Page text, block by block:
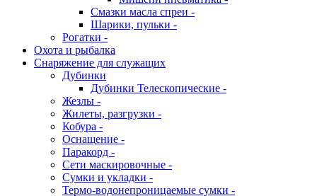
Смазки масла спреи -
Шарики, пульки -
Рогатки -
Охота и рыбалка
Снаряжение для служащих
Дубинки
Дубинки Телескопические -
Жезлы -
Жилеты, разгрузки -
Кобура -
Оснащение -
Паракорд -
Сети маскировочные -
Сумки и укладки -
Термо-водонепроницаемые сумки -